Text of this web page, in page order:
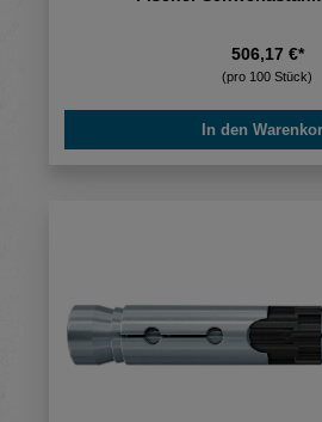
506,17 €*
(pro 100 Stück)
In den